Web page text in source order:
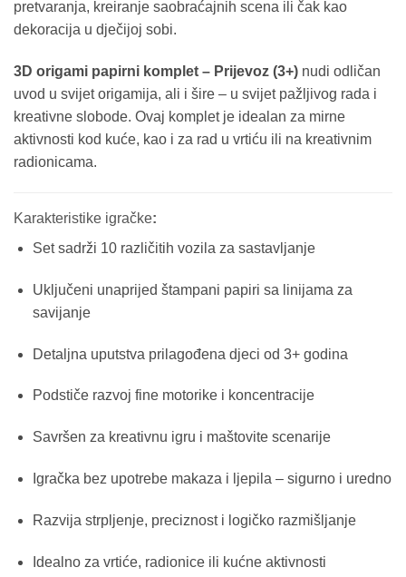
pretvaranja, kreiranje saobraćajnih scena ili čak kao
dekoracija u dječijoj sobi.
3D origami papirni komplet – Prijevoz (3+) nudi odličan
uvod u svijet origamija, ali i šire – u svijet pažljivog rada i
kreativne slobode. Ovaj komplet je idealan za mirne
aktivnosti kod kuće, kao i za rad u vrtiću ili na kreativnim
radionicama.
Karakteristike igračke:
Set sadrži 10 različitih vozila za sastavljanje
Uključeni unaprijed štampani papiri sa linijama za
savijanje
Detaljna uputstva prilagođena djeci od 3+ godina
Podstiče razvoj fine motorike i koncentracije
Savršen za kreativnu igru i maštovite scenarije
Igračka bez upotrebe makaza i ljepila – sigurno i uredno
Razvija strpljenje, preciznost i logičko razmišljanje
Idealno za vrtiće, radionice ili kućne aktivnosti